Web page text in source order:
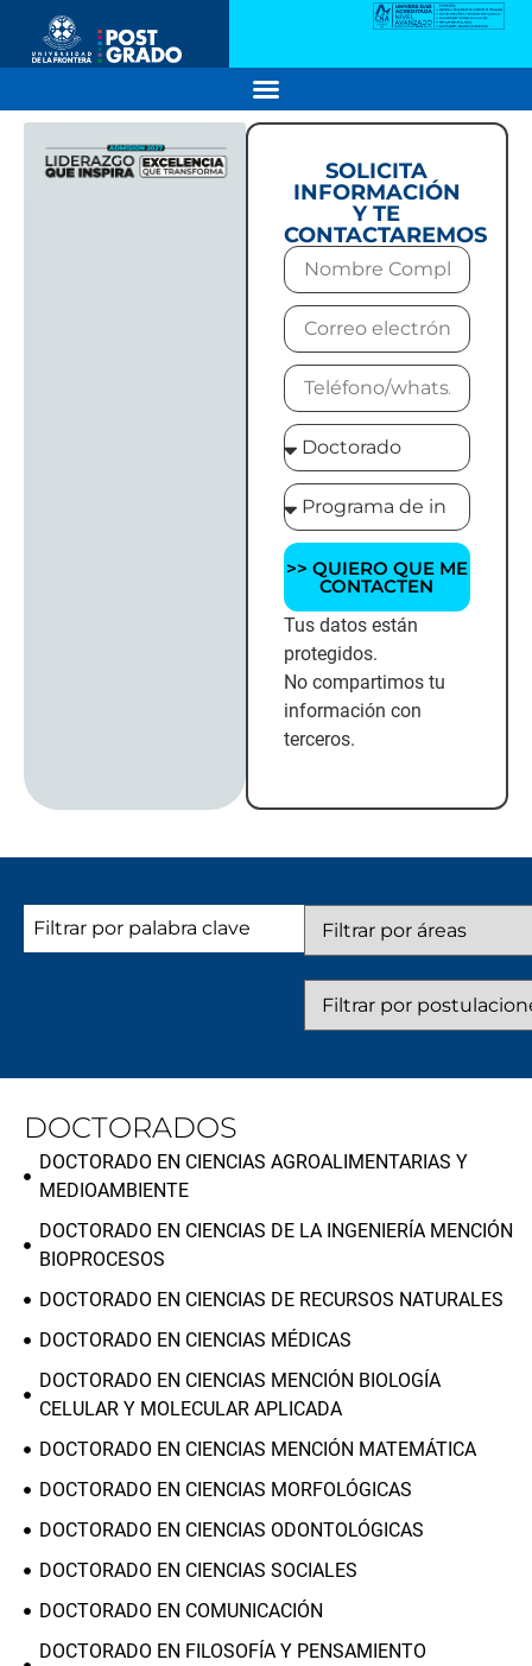
SOLICITA
INFORMACIÓN
Y TE
CONTACTAREMOS
>> QUIERO QUE ME
CONTACTEN
Tus datos están
protegidos.
No compartimos tu
información con
terceros.
DOCTORADOS
DOCTORADO EN CIENCIAS AGROALIMENTARIAS Y
MEDIOAMBIENTE
DOCTORADO EN CIENCIAS DE LA INGENIERÍA MENCIÓN
BIOPROCESOS
DOCTORADO EN CIENCIAS DE RECURSOS NATURALES
DOCTORADO EN CIENCIAS MÉDICAS
DOCTORADO EN CIENCIAS MENCIÓN BIOLOGÍA
CELULAR Y MOLECULAR APLICADA
DOCTORADO EN CIENCIAS MENCIÓN MATEMÁTICA
DOCTORADO EN CIENCIAS MORFOLÓGICAS
DOCTORADO EN CIENCIAS ODONTOLÓGICAS
DOCTORADO EN CIENCIAS SOCIALES
DOCTORADO EN COMUNICACIÓN
DOCTORADO EN FILOSOFÍA Y PENSAMIENTO